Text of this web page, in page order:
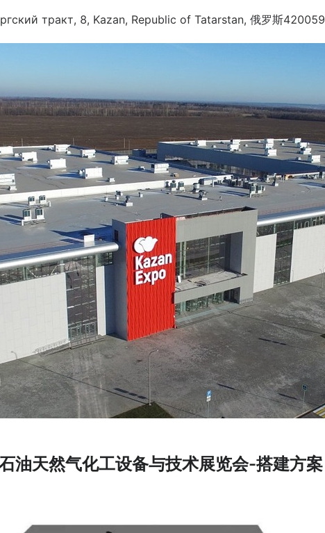
тракт, 8, Kazan, Republic of Tatarstan, 俄罗斯420059
油天然气化工设备与技术展览会-搭建方案